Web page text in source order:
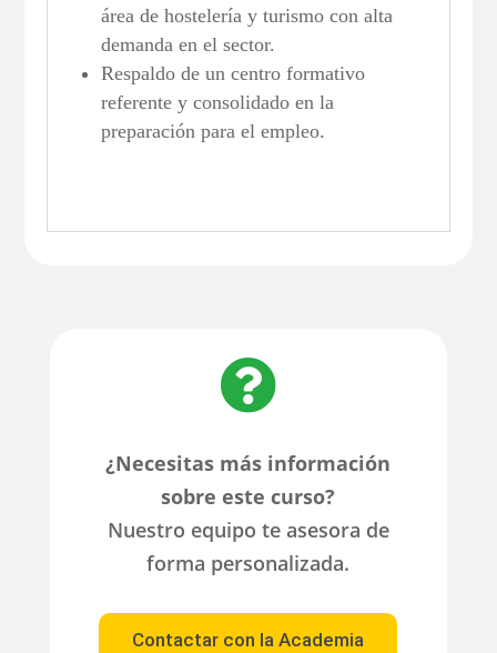
área de hostelería y turismo con alta
demanda en el sector.
Respaldo de un centro formativo
referente y consolidado en la
preparación para el empleo.

¿Necesitas más información
sobre este curso?
Nuestro equipo te asesora de
forma personalizada.
Contactar con la Academia